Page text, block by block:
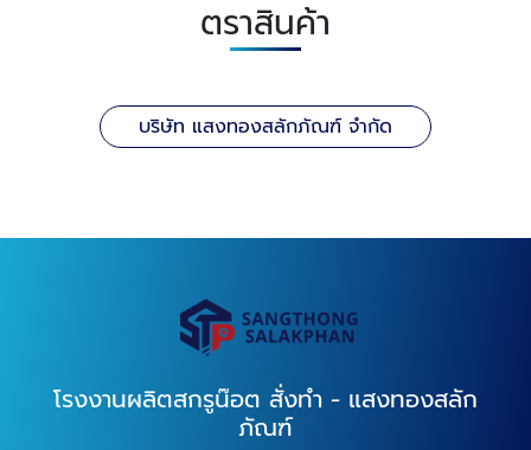
ตราสินค้า
บริษัท แสงทองสลักภัณฑ์ จำกัด
โรงงานผลิตสกรูน๊อต สั่งทำ - แสงทองสลัก
ภัณฑ์